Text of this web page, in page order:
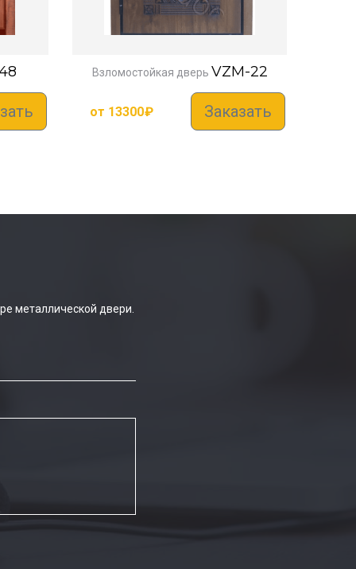
Взломостойкая дверь VZM-22
от 13300₽ Заказать
металлической двери.